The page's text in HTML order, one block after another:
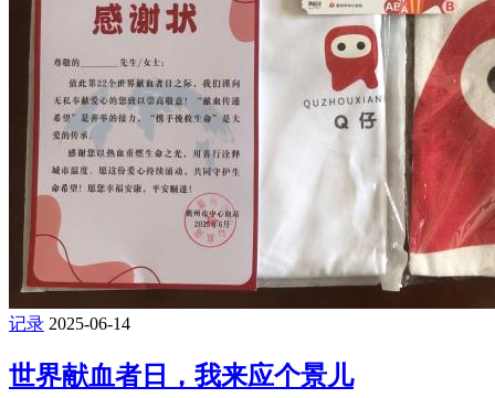
记录 2025-06-14
世界献血者日，我来应个景儿